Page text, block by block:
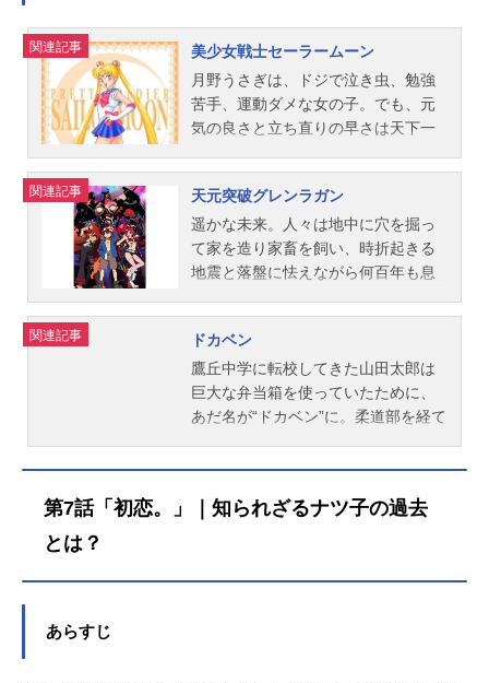
関連記事
美少女戦士セーラームーン
月野うさぎは、ドジで泣き虫、勉強
苦手、運動ダメな女の子。でも、元
気の良さと立ち直りの早さは天下一
ぎの運命が、ある日、黒猫・ルナと
出会った時から、ガラリと一変。月
からの使者というルナによれば、う
さぎは選ばれたセーラー戦士で、悪
い敵をやっつけて、他のセーラー戦
さなくてはいけないとの事。その
頃、悪の帝国ダークキングダムの女
王クイン・ベリルは、若者たちのエ
ナジーを奪い取るため、恐ろしい妖
魔達を次々に地球へ送りこんでき
のか…?作品名美少女戦士セーラーム
日（土）テレビ朝日ほか話数全46話
関連記事
天元突破グレンラガン
遥かな未来。人々は地中に穴を掘っ
て家を造り家畜を飼い、時折起きる
地震と落盤に怯えながら何百年も息
な村の一つ・ジーハ。村を広げるた
めの穴掘りをしていた少年・シモン
は、ある日、掘り進んだ先で偶然、
不思議に光る小さなドリルを見つけ
る。そして、シモンの兄貴分である
天井を突き破って外へ出ようと目論
落ちてくる！カミナは確信する「や
関連記事
ドカベン
鷹丘中学に転校してきた山田太郎は
巨大な弁当箱を使っていたために、
あだ名が“ドカベン”に。柔道部を経て
馬、小さな巨人・里中の４人を中心
しか「打倒明訓！」が、山田を待ち
第7話「初恋。」｜知られざるナツ子の過去
とは？
あらすじ